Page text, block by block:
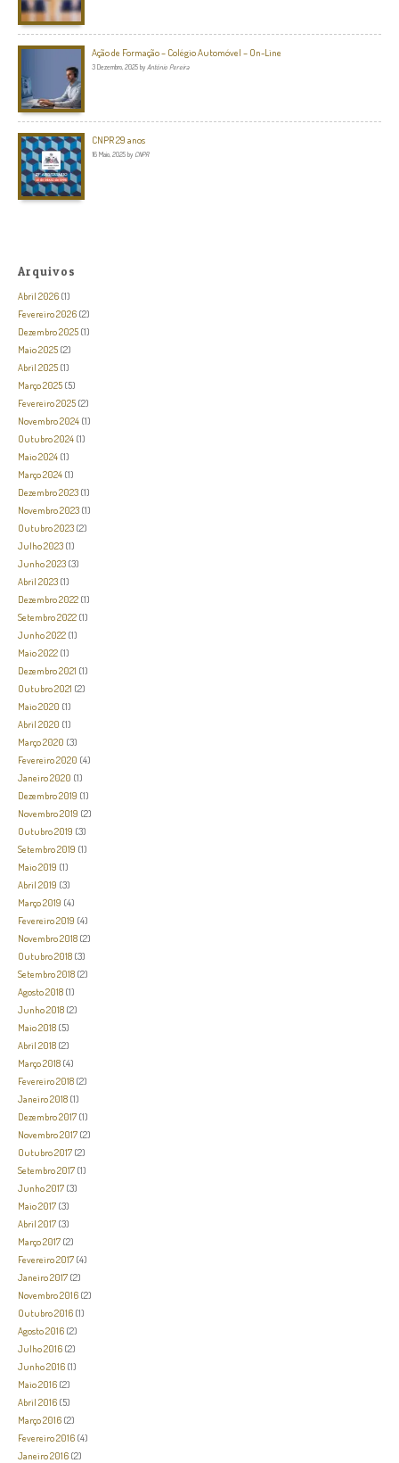
Ação de Formação – Colégio Automóvel – On-Line
3 Dezembro, 2025 by António Pereira
CNPR 29 anos
16 Maio, 2025 by CNPR
Arquivos
Abril 2026 (1)
Fevereiro 2026 (2)
Dezembro 2025 (1)
Maio 2025 (2)
Abril 2025 (1)
Março 2025 (5)
Fevereiro 2025 (2)
Novembro 2024 (1)
Outubro 2024 (1)
Maio 2024 (1)
Março 2024 (1)
Dezembro 2023 (1)
Novembro 2023 (1)
Outubro 2023 (2)
Julho 2023 (1)
Junho 2023 (3)
Abril 2023 (1)
Dezembro 2022 (1)
Setembro 2022 (1)
Junho 2022 (1)
Maio 2022 (1)
Dezembro 2021 (1)
Outubro 2021 (2)
Maio 2020 (1)
Abril 2020 (1)
Março 2020 (3)
Fevereiro 2020 (4)
Janeiro 2020 (1)
Dezembro 2019 (1)
Novembro 2019 (2)
Outubro 2019 (3)
Setembro 2019 (1)
Maio 2019 (1)
Abril 2019 (3)
Março 2019 (4)
Fevereiro 2019 (4)
Novembro 2018 (2)
Outubro 2018 (3)
Setembro 2018 (2)
Agosto 2018 (1)
Junho 2018 (2)
Maio 2018 (5)
Abril 2018 (2)
Março 2018 (4)
Fevereiro 2018 (2)
Janeiro 2018 (1)
Dezembro 2017 (1)
Novembro 2017 (2)
Outubro 2017 (2)
Setembro 2017 (1)
Junho 2017 (3)
Maio 2017 (3)
Abril 2017 (3)
Março 2017 (2)
Fevereiro 2017 (4)
Janeiro 2017 (2)
Novembro 2016 (2)
Outubro 2016 (1)
Agosto 2016 (2)
Julho 2016 (2)
Junho 2016 (1)
Maio 2016 (2)
Abril 2016 (5)
Março 2016 (2)
Fevereiro 2016 (4)
Janeiro 2016 (2)